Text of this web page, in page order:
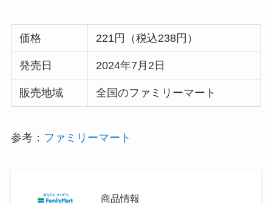
価格 221円（税込238円）
発売日 2024年7月2日
販売地域 全国のファミリーマート
参考： ファミリーマート
商品情報